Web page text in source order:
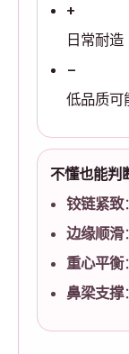
+
日常耐造
−
低品质可
不懂也能判
铰链紧致
边缘顺滑
重心平衡
鼻梁支撑